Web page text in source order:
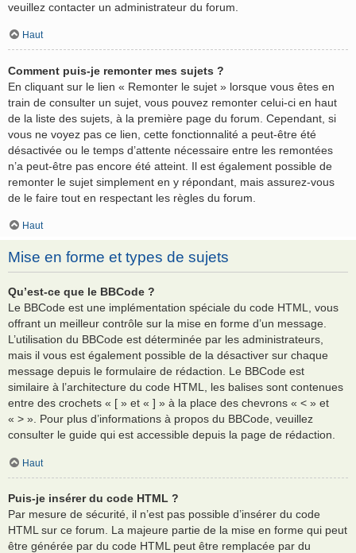
veuillez contacter un administrateur du forum.
Haut
Comment puis-je remonter mes sujets ?
En cliquant sur le lien « Remonter le sujet » lorsque vous êtes en
train de consulter un sujet, vous pouvez remonter celui-ci en haut
de la liste des sujets, à la première page du forum. Cependant, si
vous ne voyez pas ce lien, cette fonctionnalité a peut-être été
désactivée ou le temps d’attente nécessaire entre les remontées
n’a peut-être pas encore été atteint. Il est également possible de
remonter le sujet simplement en y répondant, mais assurez-vous
de le faire tout en respectant les règles du forum.
Haut
Mise en forme et types de sujets
Qu’est-ce que le BBCode ?
Le BBCode est une implémentation spéciale du code HTML, vous
offrant un meilleur contrôle sur la mise en forme d’un message.
L’utilisation du BBCode est déterminée par les administrateurs,
mais il vous est également possible de la désactiver sur chaque
message depuis le formulaire de rédaction. Le BBCode est
similaire à l’architecture du code HTML, les balises sont contenues
entre des crochets « [ » et « ] » à la place des chevrons « < » et
« > ». Pour plus d’informations à propos du BBCode, veuillez
consulter le guide qui est accessible depuis la page de rédaction.
Haut
Puis-je insérer du code HTML ?
Par mesure de sécurité, il n’est pas possible d’insérer du code
HTML sur ce forum. La majeure partie de la mise en forme qui peut
être générée par du code HTML peut être remplacée par du